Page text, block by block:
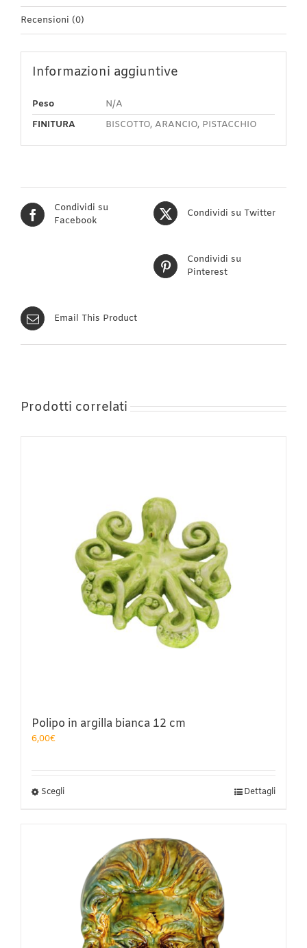
Recensioni (0)
Informazioni aggiuntive
Peso
N/A
FINITURA
BISCOTTO, ARANCIO, PISTACCHIO
Condividi su
Facebook
Condividi su Twitter
Condividi su
Pinterest
Email This Product
Prodotti correlati
Polipo in argilla bianca 12 cm
6,00€
ScegliQuesto
opzioni
possono
essere
scelte
nella
pagina
Dettagli